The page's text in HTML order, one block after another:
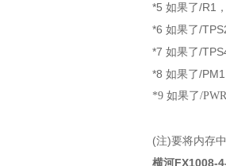
*5 如果了/R1
*6 如果了/
*7 如果了/
*8 如果了/
*9 如果了/
(注)要将内存
横河FX1008-